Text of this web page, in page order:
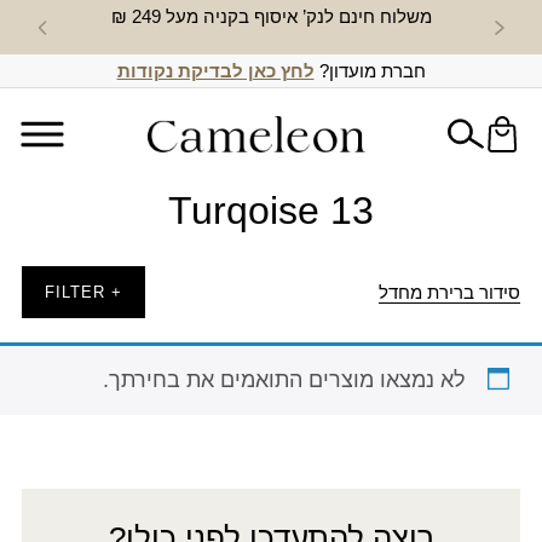
משלוח חינם לנק’ איסוף בקניה מעל 249 ₪ חדש
חברת מועדון? לחץ כאן לבדיקת נקודות
Turqoise 13
סידור ברירת מחדל + FILTER
לא נמצאו מוצרים התואמים את בחירתך.